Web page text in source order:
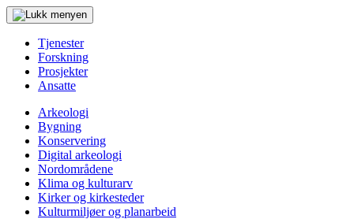
Tjenester
Forskning
Prosjekter
Ansatte
Arkeologi
Bygning
Konservering
Digital arkeologi
Nordområdene
Klima og kulturarv
Kirker og kirkesteder
Kulturmiljøer og planarbeid